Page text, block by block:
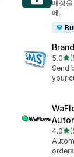
매장
에.
5.0별
총 리
Send
your
4.0별
총 리